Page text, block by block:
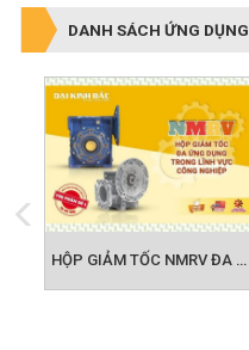
DANH SÁCH ỨNG DỤNG